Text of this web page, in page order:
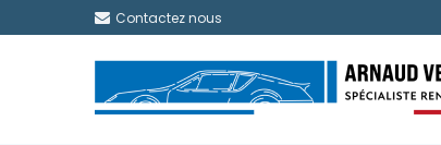
Contactez nous